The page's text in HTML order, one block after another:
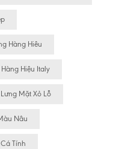
Hàng Hiêu
Hiệu Italy
Mặt Xỏ Lỗ
Nâu
Tính